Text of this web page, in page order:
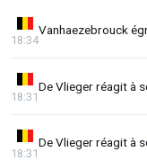
Vanhaezebrouck
18:34
De Vlieger réagit à
18:31
De Vlieger réagit à
18:31